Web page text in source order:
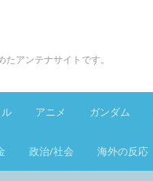
アンテナサイトです。
アニメ ガンダム
政治/社会 海外の反応